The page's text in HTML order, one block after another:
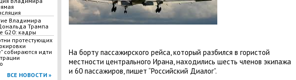
Владимира
Трампа
G20: кадры
протестующих
собираются идти
ВСЕ НОВОСТИ »
На борту пассажирского рейса, который разбился в гористой
местности центрального Ирана, находились шесть членов экипажа
и 60 пассажиров, пишет “Российский Диалог”.